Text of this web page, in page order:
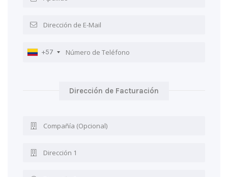
+57
Dirección de Facturación